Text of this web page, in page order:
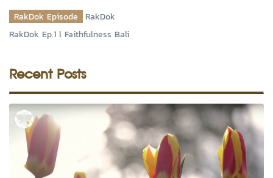
RakDok Episode
RakDok
RakDok Ep.1 l Faithfulness Bali
Recent Posts